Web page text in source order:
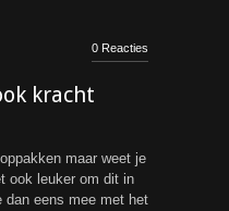
0 Reacties
kracht
maar weet je
ook leuker om dit in
dan eens mee met het